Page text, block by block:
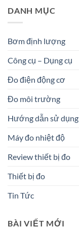
DANH MỤC
Bơm định lượng
Công cụ – Dụng cụ
Đo điện động cơ
Đo môi trường
Hướng dẫn sử dụng
Máy đo nhiệt độ
Review thiết bị đo
Thiết bị đo
Tin Tức
BÀI VIẾT MỚI